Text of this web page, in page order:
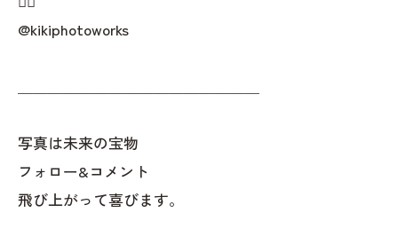
@kikiphotoworks
写真は未来の宝物
フォロー&コメント
飛び上がって喜びます。